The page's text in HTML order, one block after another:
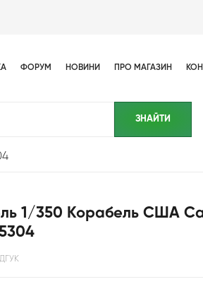
ФОРУМ НОВИНИ ПРО МАГАЗИН
1/350 Корабель США